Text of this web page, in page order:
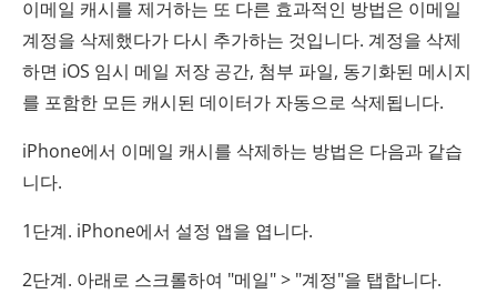
이메일 캐시를 제거하는 또 다른 효과적인 방법은 이메일
계정을 삭제했다가 다시 추가하는 것입니다. 계정을 삭제
하면 iOS 임시 메일 저장 공간, 첨부 파일, 동기화된 메시지
를 포함한 모든 캐시된 데이터가 자동으로 삭제됩니다.
iPhone에서 이메일 캐시를 삭제하는 방법은 다음과 같습
니다.
1단계. iPhone에서 설정 앱을 엽니다.
2단계. 아래로 스크롤하여 "메일" > "계정"을 탭합니다.